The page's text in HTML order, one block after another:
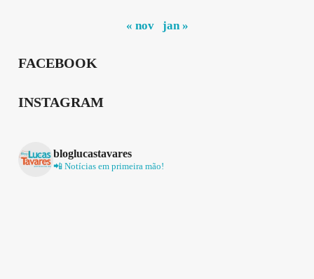
« nov jan »
FACEBOOK
INSTAGRAM
bloglucastavares
📲 Notícias em primeira mão!